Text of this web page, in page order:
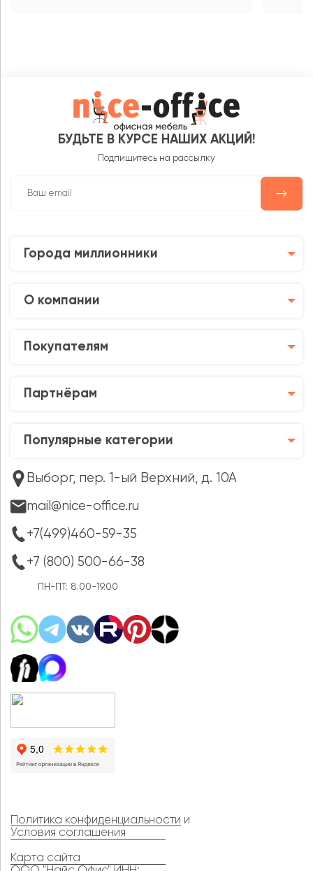
БУДЬТЕ В КУРСЕ НАШИХ АКЦИЙ!
Подпишитесь на рассылку
Города миллионники
О компании
Покупателям
Партнёрам
Популярные категории
Выборг, пер. 1-ый Верхний, д. 10А
mail@nice-office.ru
+7(499)460-59-35
+7 (800) 500-66-38
ПН-ПТ: 8.00-19.00
Политика конфиденциальности и
Условия соглашения
Карта сайта